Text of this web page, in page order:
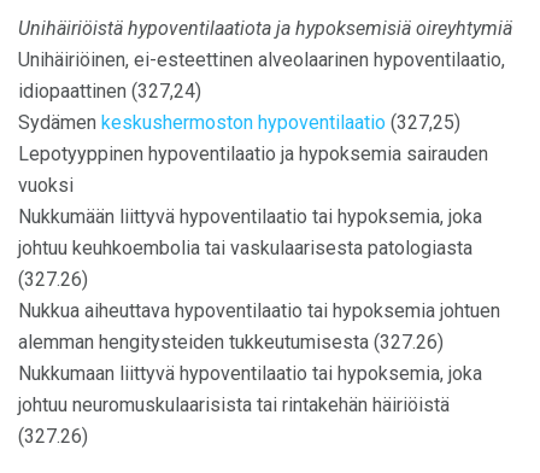
Unihäiriöistä hypoventilaatiota ja hypoksemisiä oireyhtymiä
Unihäiriöinen, ei-esteettinen alveolaarinen hypoventilaatio,
idiopaattinen (327,24)
Sydämen keskushermoston hypoventilaatio (327,25)
Lepotyyppinen hypoventilaatio ja hypoksemia sairauden
vuoksi
Nukkumään liittyvä hypoventilaatio tai hypoksemia, joka
johtuu keuhkoembolia tai vaskulaarisesta patologiasta
(327.26)
Nukkua aiheuttava hypoventilaatio tai hypoksemia johtuen
alemman hengitysteiden tukkeutumisesta (327.26)
Nukkumaan liittyvä hypoventilaatio tai hypoksemia, joka
johtuu neuromuskulaarisista tai rintakehän häiriöistä
(327.26)